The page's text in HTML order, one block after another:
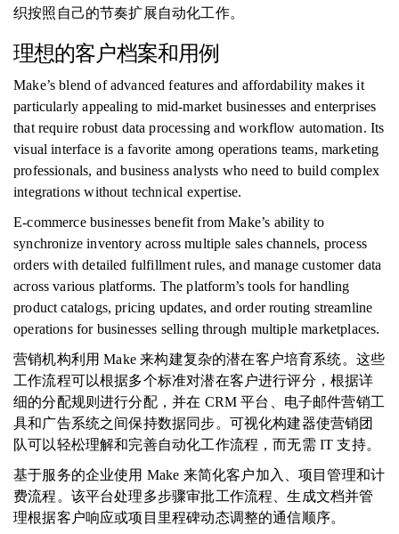
织按照自己的节奏扩展自动化工作。
理想的客户档案和用例
Make’s blend of advanced features and affordability makes it
particularly appealing to mid-market businesses and enterprises
that require robust data processing and workflow automation. Its
visual interface is a favorite among operations teams, marketing
professionals, and business analysts who need to build complex
integrations without technical expertise.
E-commerce businesses benefit from Make’s ability to
synchronize inventory across multiple sales channels, process
orders with detailed fulfillment rules, and manage customer data
across various platforms. The platform’s tools for handling
product catalogs, pricing updates, and order routing streamline
operations for businesses selling through multiple marketplaces.
营销机构利用 Make 来构建复杂的潜在客户培育系统。这些
工作流程可以根据多个标准对潜在客户进行评分，根据详
细的分配规则进行分配，并在 CRM 平台、电子邮件营销工
具和广告系统之间保持数据同步。可视化构建器使营销团
队可以轻松理解和完善自动化工作流程，而无需 IT 支持。
基于服务的企业使用 Make 来简化客户加入、项目管理和计
费流程。该平台处理多步骤审批工作流程、生成文档并管
理根据客户响应或项目里程碑动态调整的通信顺序。